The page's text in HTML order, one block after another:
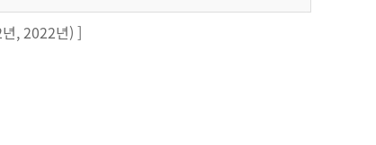
, 2022년) ]